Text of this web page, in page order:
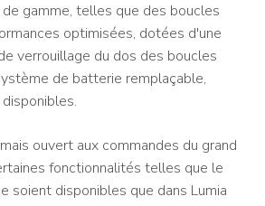
gamme, telles que des boucles
optimisées, dotées d'une
verrouillage du dos des boucles
de batterie remplaçable,
ouvert aux commandes du grand
fonctionnalités telles que le
soient disponibles que dans Lumia